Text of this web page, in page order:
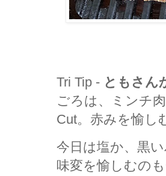
Tri Tip - ともさん
ごろは、ミンチ
Cut。赤みを愉し
今日は塩か、黒
味変を愉しむの